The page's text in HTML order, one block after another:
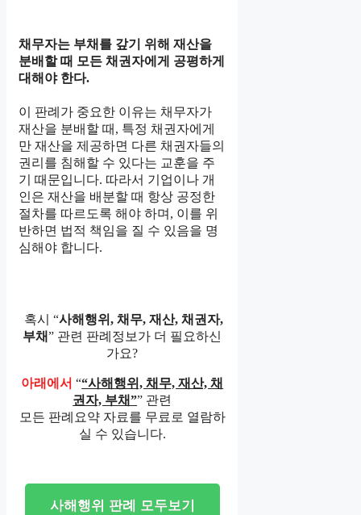
채무자는 부채를 갚기 위해 재산을
분배할 때 모든 채권자에게 공평하게
대해야 한다.
이 판례가 중요한 이유는 채무자가
재산을 분배할 때, 특정 채권자에게
만 재산을 제공하면 다른 채권자들의
권리를 침해할 수 있다는 교훈을 주
기 때문입니다. 따라서 기업이나 개
인은 재산을 배분할 때 항상 공정한
절차를 따르도록 해야 하며, 이를 위
반하면 법적 책임을 질 수 있음을 명
심해야 합니다.
혹시 “사해행위, 채무, 재산, 채권자,
부채” 관련 판례정보가 더 필요하신
가요?
아래에서 ““사해행위, 채무, 재산, 채
권자, 부채”” 관련
모든 판례요약 자료를 무료로 열람하
실 수 있습니다.
사해행위 판례 모두보기